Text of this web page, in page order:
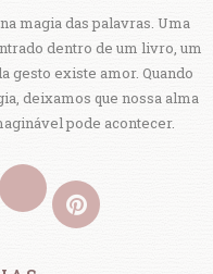
magia das palavras. Uma
dentro de um livro, um
gesto existe amor. Quando
deixamos que nossa alma
pode acontecer.